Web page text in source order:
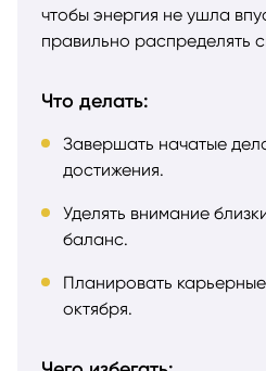
чтобы энергия не ушла
правильно распределять
Что делать:
Завершать начатые
достижения.
Уделять внимание
баланс.
Планировать
октября.